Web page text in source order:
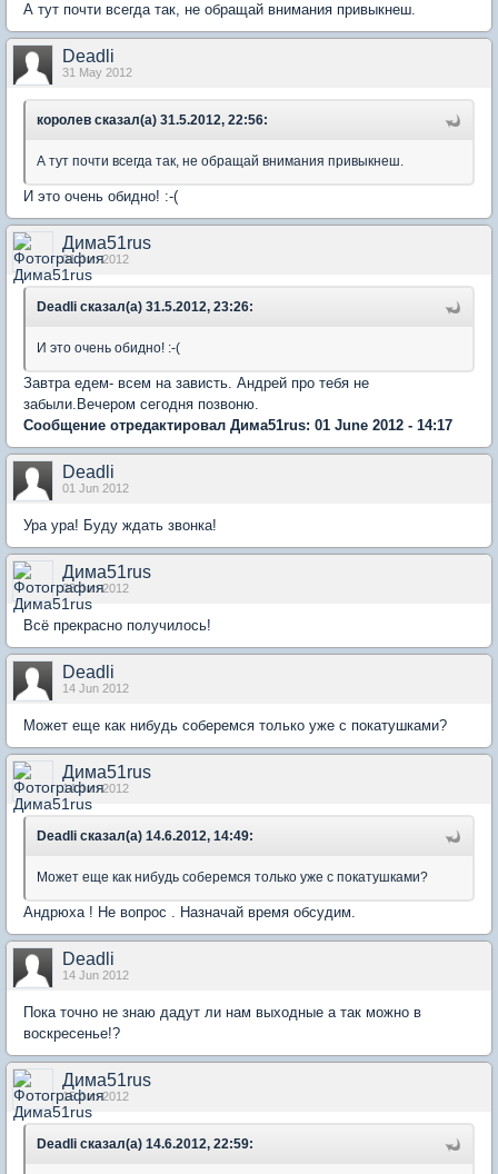
А тут почти всегда так, не обращай внимания привыкнеш.
Deadli
31 May 2012
королев сказал(а) 31.5.2012, 22:56:
А тут почти всегда так, не обращай внимания привыкнеш.
И это очень обидно! :-(
Дима51rus
01 Jun 2012
Deadli сказал(а) 31.5.2012, 23:26:
И это очень обидно! :-(
Завтра едем- всем на зависть. Андрей про тебя не
забыли.Вечером сегодня позвоню.
Сообщение отредактировал Дима51rus: 01 June 2012 - 14:17
Deadli
01 Jun 2012
Ура ура! Буду ждать звонка!
Дима51rus
03 Jun 2012
Всё прекрасно получилось!
Deadli
14 Jun 2012
Может еще как нибудь соберемся только уже с покатушками?
Дима51rus
14 Jun 2012
Deadli сказал(а) 14.6.2012, 14:49:
Может еще как нибудь соберемся только уже с покатушками?
Андрюха ! Не вопрос . Назначай время обсудим.
Deadli
14 Jun 2012
Пока точно не знаю дадут ли нам выходные а так можно в
воскресенье!?
Дима51rus
15 Jun 2012
Deadli сказал(а) 14.6.2012, 22:59: